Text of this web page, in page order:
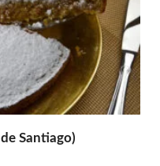
Santiago)